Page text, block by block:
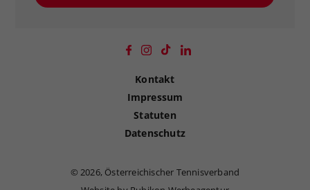
Kontakt
Impressum
Statuten
Datenschutz
©2026, Österreichischer Tennisverband